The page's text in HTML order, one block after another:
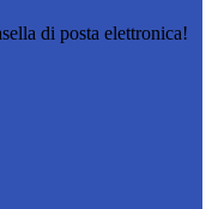
di posta elettronica!